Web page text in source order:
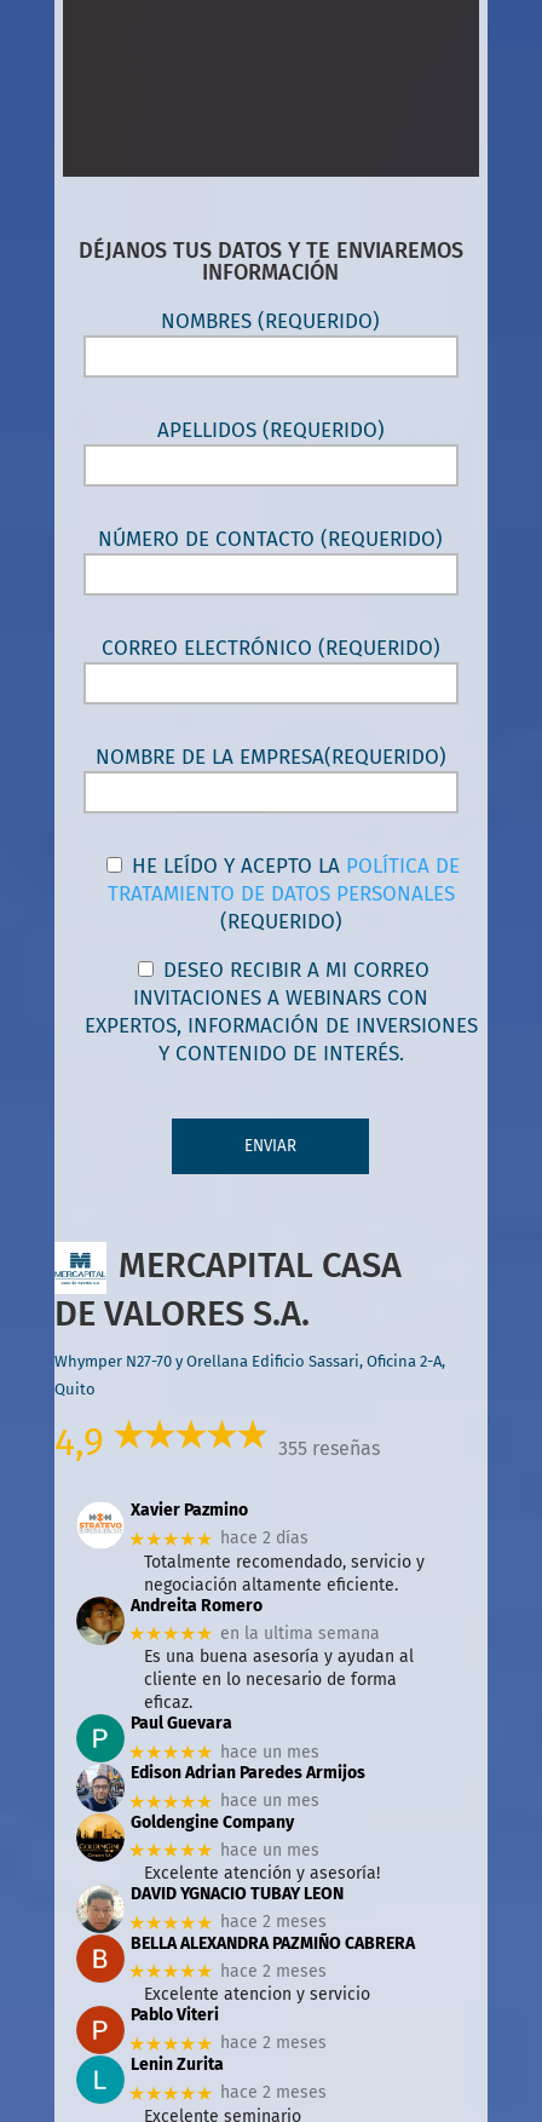
DÉJANOS TUS DATOS Y TE ENVIAREMOS
INFORMACIÓN
NOMBRES (REQUERIDO)
APELLIDOS (REQUERIDO)
NÚMERO DE CONTACTO (REQUERIDO)
CORREO ELECTRÓNICO (REQUERIDO)
NOMBRE DE LA EMPRESA(REQUERIDO)
HE LEÍDO Y ACEPTO LA POLÍTICA DE
TRATAMIENTO DE DATOS PERSONALES
(REQUERIDO)
DESEO RECIBIR A MI CORREO
INVITACIONES A WEBINARS CON
EXPERTOS, INFORMACIÓN DE INVERSIONES
Y CONTENIDO DE INTERÉS.
MERCAPITAL CASA
DE VALORES S.A.
Whymper N27-70 y Orellana Edificio Sassari, Oficina 2-A,
Quito
4,9 355 reseñas
Xavier Pazmino
★★★★★ hace 2 días
Totalmente recomendado, servicio y
negociación altamente eficiente.
Andreita Romero
★★★★★ en la ultima semana
Es una buena asesoría y ayudan al
cliente en lo necesario de forma
eficaz.
Paul Guevara
★★★★★ hace un mes
Edison Adrian Paredes Armijos
★★★★★ hace un mes
Goldengine Company
★★★★★ hace un mes
Excelente atención y asesoría!
DAVID YGNACIO TUBAY LEON
★★★★★ hace 2 meses
BELLA ALEXANDRA PAZMIÑO CABRERA
★★★★★ hace 2 meses
Excelente atencion y servicio
Pablo Viteri
★★★★★ hace 2 meses
Lenin Zurita
★★★★★ hace 2 meses
Excelente seminario